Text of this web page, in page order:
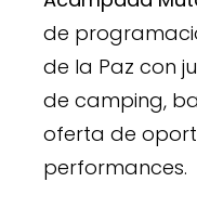
de
de la Paz con
de camping,
oferta de
performances.